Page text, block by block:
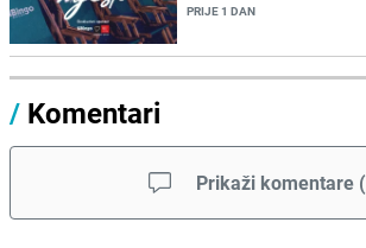
PRIJE 1 DAN
/ Komentari
Prikaži komentare (